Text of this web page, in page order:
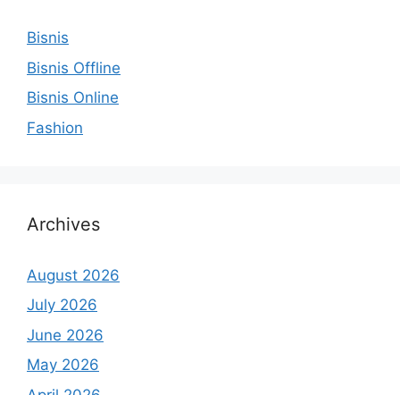
Bisnis
Bisnis Offline
Bisnis Online
Fashion
Archives
August 2026
July 2026
June 2026
May 2026